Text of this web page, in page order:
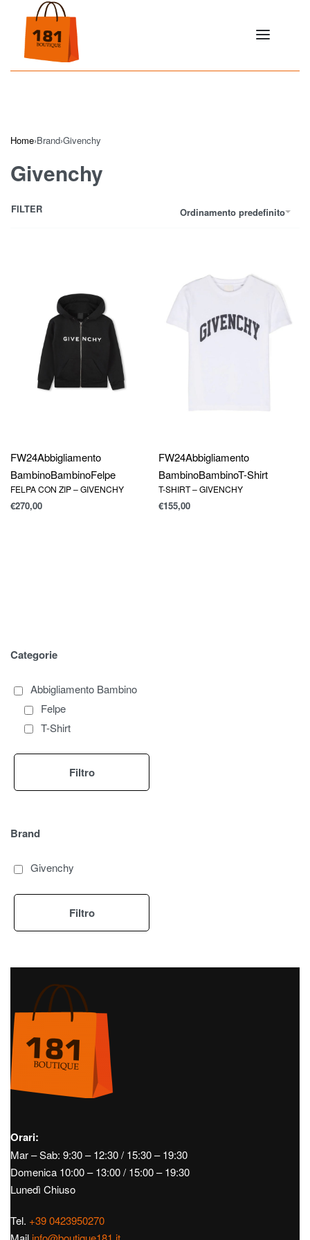
Home›Brand›Givenchy
Givenchy
Ordinamento predefinito
FILTER
FW24Abbigliamento
BambinoBambinoFelpe
FELPA CON ZIP – GIVENCHY
€270,00
FW24Abbigliamento
BambinoBambinoT-Shirt
T-SHIRT – GIVENCHY
€155,00
Categorie
Abbigliamento Bambino
Felpe
T-Shirt
Filtro
Brand
Givenchy
Filtro
Orari:
Mar – Sab: 9:30 – 12:30 / 15:30 – 19:30
Domenica 10:00 – 13:00 / 15:00 – 19:30
Lunedì Chiuso
Tel. +39 0423950270